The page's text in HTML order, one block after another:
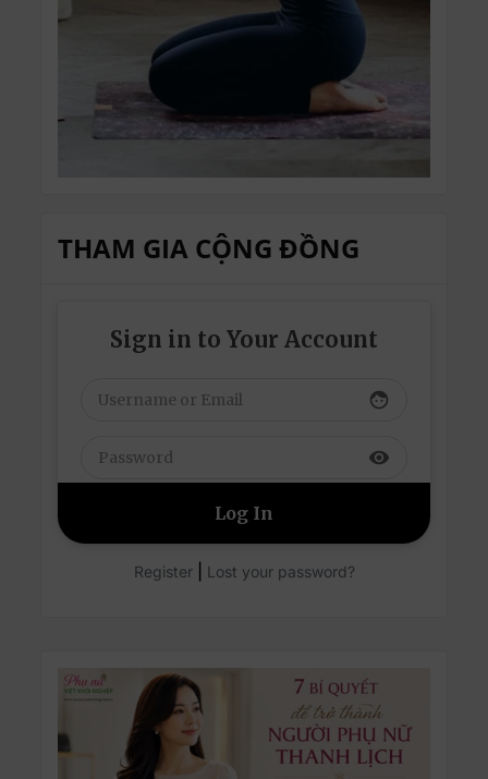
THAM GIA CỘNG ĐỒNG
Sign in to Your Account
face
visibility
Register| Lost your password?